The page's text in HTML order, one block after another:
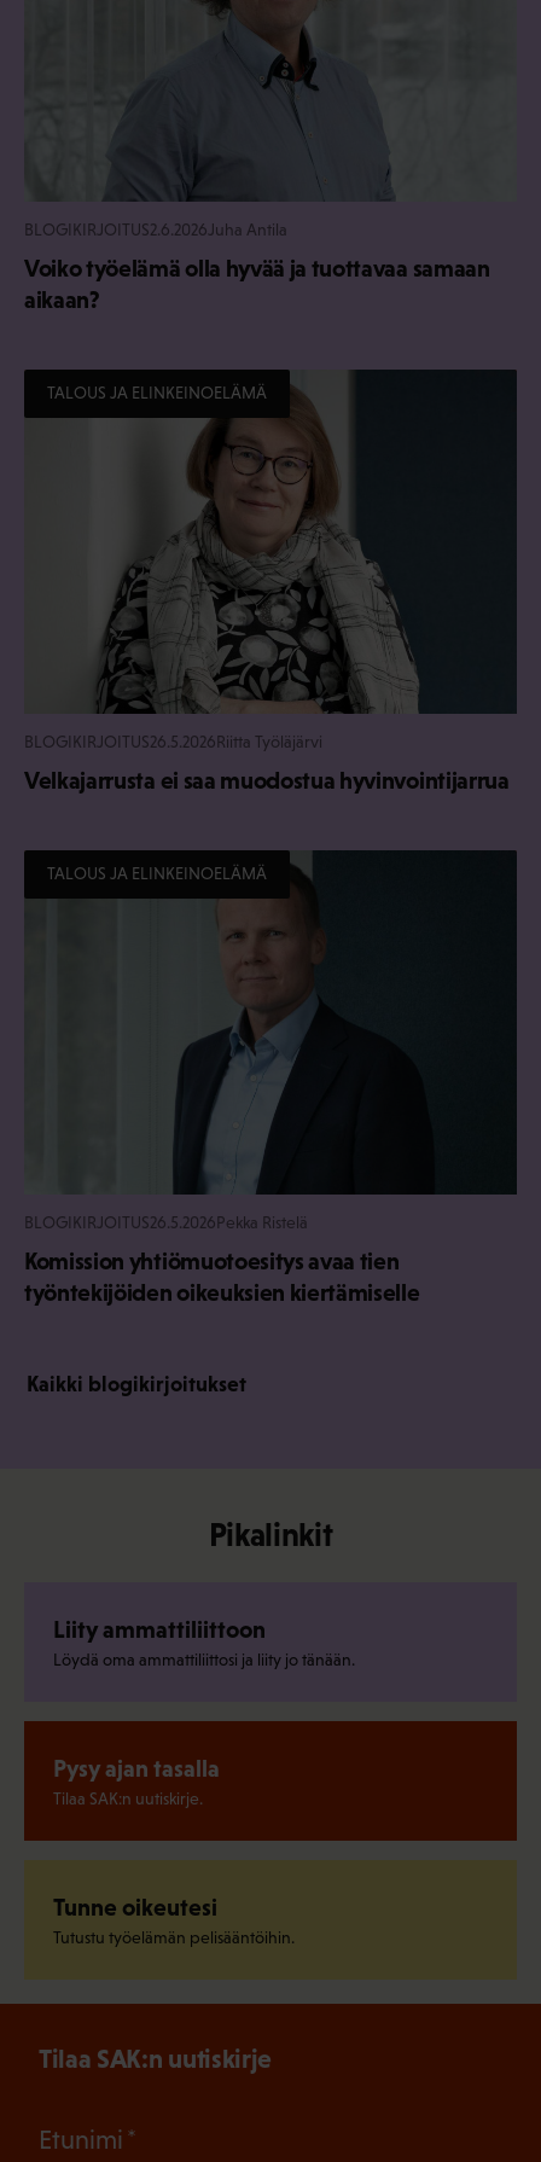
BLOGIKIRJOITUS2.6.2026 Juha Antila
Voiko työelämä olla hyvää ja tuottavaa samaan
aikaan?
TALOUS JA ELINKEINOELÄMÄ
BLOGIKIRJOITUS26.5.2026Riitta Työläjärvi
Velkajarrusta ei saa muodostua hyvinvointijarrua
TALOUS JA ELINKEINOELÄMÄ
BLOGIKIRJOITUS26.5.2026Pekka Ristelä
Komission yhtiömuotoesitys avaa tien
työntekijöiden oikeuksien kiertämiselle
Kaikki blogikirjoitukset
Pikalinkit
Liity ammattiliittoon
Löydä oma ammattiliittosi ja liity jo tänään.
Pysy ajan tasalla
Tilaa SAK:n uutiskirje.
Tunne oikeutesi
Tutustu työelämän pelisääntöihin.
Tilaa SAK:n uutiskirje
Etunimi